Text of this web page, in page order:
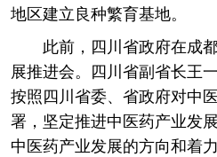
地区建立良种繁育基地。
此前，四川省政府在成
展推进会。四川省副省长王
按照四川省委、省政府对中
署，坚定推进中医药产业发
中医药产业发展的方向和着